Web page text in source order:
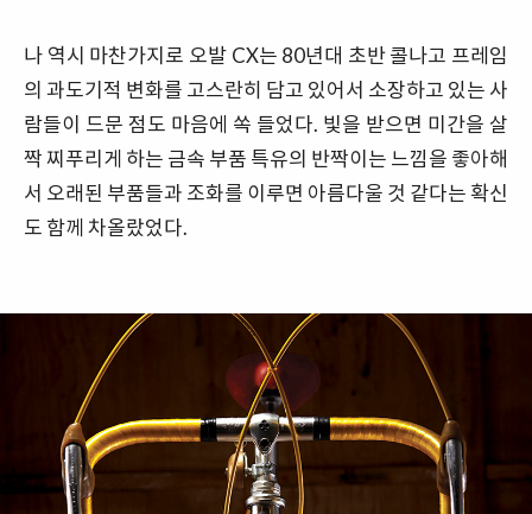
나 역시 마찬가지로 오발 CX는 80년대 초반 콜나고 프레임
의 과도기적 변화를 고스란히 담고 있어서 소장하고 있는 사
람들이 드문 점도 마음에 쏙 들었다. 빛을 받으면 미간을 살
짝 찌푸리게 하는 금속 부품 특유의 반짝이는 느낌을 좋아해
서 오래된 부품들과 조화를 이루면 아름다울 것 같다는 확신
도 함께 차올랐었다.